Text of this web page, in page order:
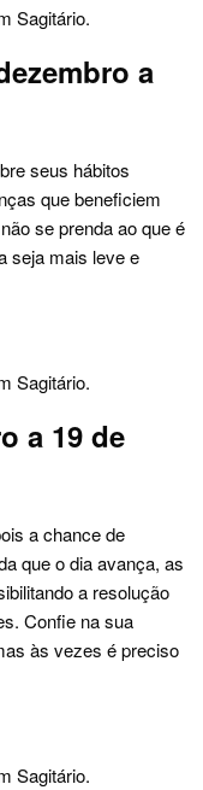
Sagitário.
a
seus hábitos
que beneficiem
se prenda ao que é
seja mais leve e
Sagitário.
a 19 de
a chance de
que o dia avança, as
a resolução
Confie na sua
às vezes é preciso
Sagitário.